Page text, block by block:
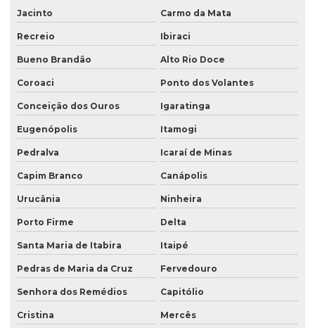
Jacinto Carmo da Mata
Recreio Ibiraci
Bueno Brandão Alto Rio Doce
Coroaci Ponto dos Volantes
Conceição dos Ouros Igaratinga
Eugenópolis Itamogi
Pedralva Icaraí de Minas
Capim Branco Canápolis
Urucânia Ninheira
Porto Firme Delta
Santa Maria de Itabira Itaipé
Pedras de Maria da Cruz Fervedouro
Senhora dos Remédios Capitólio
Cristina Mercês